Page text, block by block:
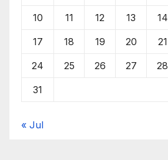
10 11 12 13 14
17 18 19 20 21
24 25 26 27 28
31
« Jul